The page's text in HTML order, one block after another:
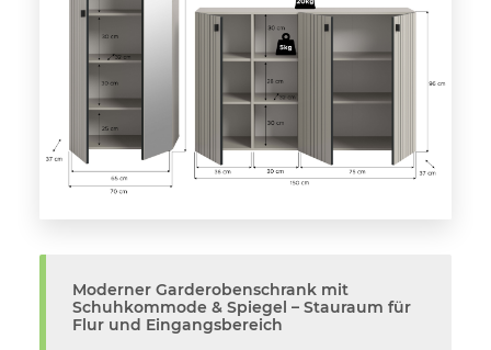
Moderner Garderobenschrank mit
Schuhkommode & Spiegel – Stauraum für
Flur und Eingangsbereich